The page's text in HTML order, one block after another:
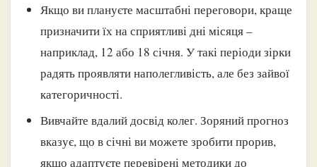
Якщо ви плануєте масштабні переговори, краще
призначити їх на сприятливі дні місяця –
наприклад, 12 або 18 січня. У такі періоди зірки
радять проявляти наполегливість, але без зайвої
категоричності.
Вивчайте вдалий досвід колег. Зоряний прогноз
вказує, що в січні ви можете зробити прорив,
якщо адаптуєте перевірені методики до